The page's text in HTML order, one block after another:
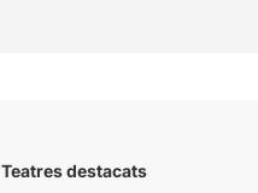
Teatres destacats